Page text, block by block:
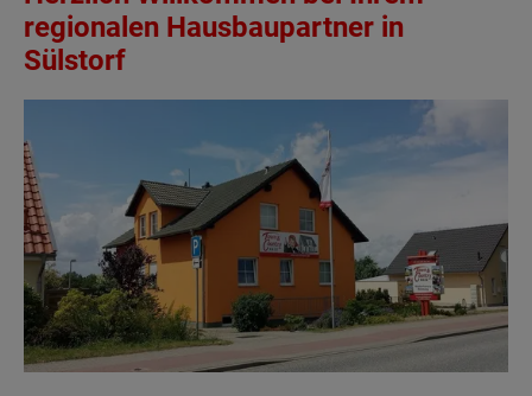
regionalen Hausbaupartner in
Sülstorf